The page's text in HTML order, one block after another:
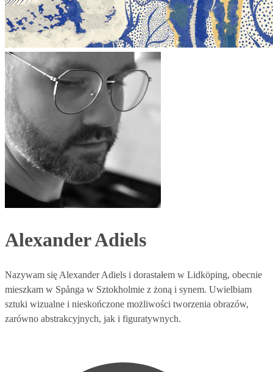
Alexander Adiels
Nazywam się Alexander Adiels i dorastałem w Lidköping, obecnie
mieszkam w Spånga w Sztokholmie z żoną i synem. Uwielbiam
sztuki wizualne i nieskończone możliwości tworzenia obrazów,
zarówno abstrakcyjnych, jak i figuratywnych.